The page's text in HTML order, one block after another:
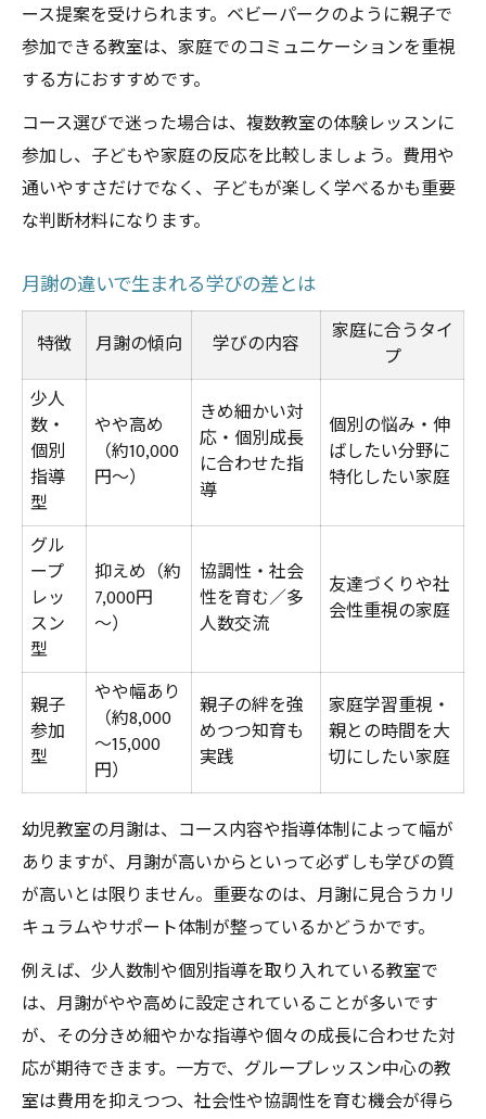
ース提案を受けられます。ベビーパークのように親子で
参加できる教室は、家庭でのコミュニケーションを重視
する方におすすめです。
コース選びで迷った場合は、複数教室の体験レッスンに
参加し、子どもや家庭の反応を比較しましょう。費用や
通いやすさだけでなく、子どもが楽しく学べるかも重要
な判断材料になります。
月謝の違いで生まれる学びの差とは
特徴 月謝の傾向 学びの内容
家庭に合うタイ
プ
少人
数・
個別
指導
型
やや高め
（約10,000
円～）
きめ細かい対
応・個別成長
に合わせた指
導
個別の悩み・伸
ばしたい分野に
特化したい家庭
グル
ープ
レッ
スン
型
抑えめ（約
7,000円
～）
協調性・社会
性を育む／多
人数交流
友達づくりや社
会性重視の家庭
親子
参加
型
やや幅あり
（約8,000
～15,000
円）
親子の絆を強
めつつ知育も
実践
家庭学習重視・
親との時間を大
切にしたい家庭
幼児教室の月謝は、コース内容や指導体制によって幅が
ありますが、月謝が高いからといって必ずしも学びの質
が高いとは限りません。重要なのは、月謝に見合うカリ
キュラムやサポート体制が整っているかどうかです。
例えば、少人数制や個別指導を取り入れている教室で
は、月謝がやや高めに設定されていることが多いです
が、その分きめ細やかな指導や個々の成長に合わせた対
応が期待できます。一方で、グループレッスン中心の教
室は費用を抑えつつ、社会性や協調性を育む機会が得ら